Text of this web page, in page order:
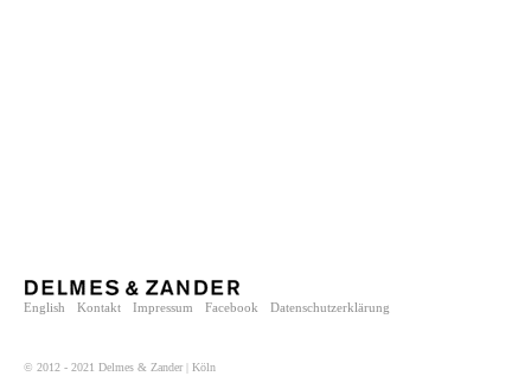
English Kontakt Impressum Facebook Datenschutzerklärung
© 2012 - 2021 Delmes & Zander | Köln